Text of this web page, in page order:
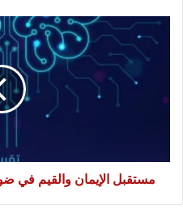
مستقبل
الإيمان
والقيم
مستقبل الإيمان والقيم في